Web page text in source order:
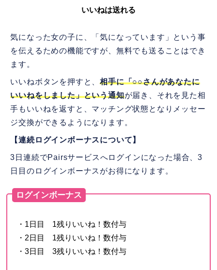
いいねは送れる
気になった女の子に、「気になっています」という事
を伝えるための機能ですが、無料でも送ることはでき
ます。
いいねボタンを押すと、相手に「○○さんがあなたに
いいねをしました」という通知が届き、それを見た相
手もいいねを返すと、マッチング状態となりメッセー
ジ交換ができるようになります。
【連続ログインボーナスについて】
3日連続でPairsサービスへログインになった場合、3
日目のログインボーナスがお得になります。
ログインボーナス
・1日目 1残りいいね！数付与
・2日目 1残りいいね！数付与
・3日目 3残りいいね！数付与